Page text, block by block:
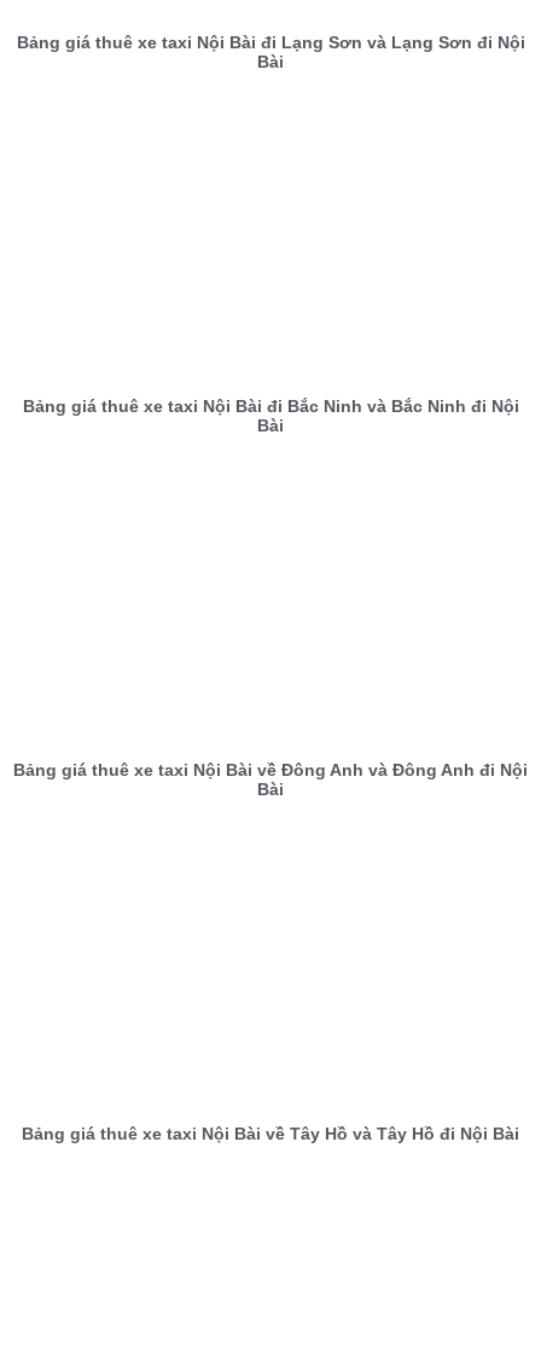
Bảng giá thuê xe taxi Nội Bài đi Lạng Sơn và Lạng Sơn đi Nội
Bài
Bảng giá thuê xe taxi Nội Bài đi Bắc Ninh và Bắc Ninh đi Nội
Bài
Bảng giá thuê xe taxi Nội Bài về Đông Anh và Đông Anh đi Nội
Bài
Bảng giá thuê xe taxi Nội Bài về Tây Hồ và Tây Hồ đi Nội Bài